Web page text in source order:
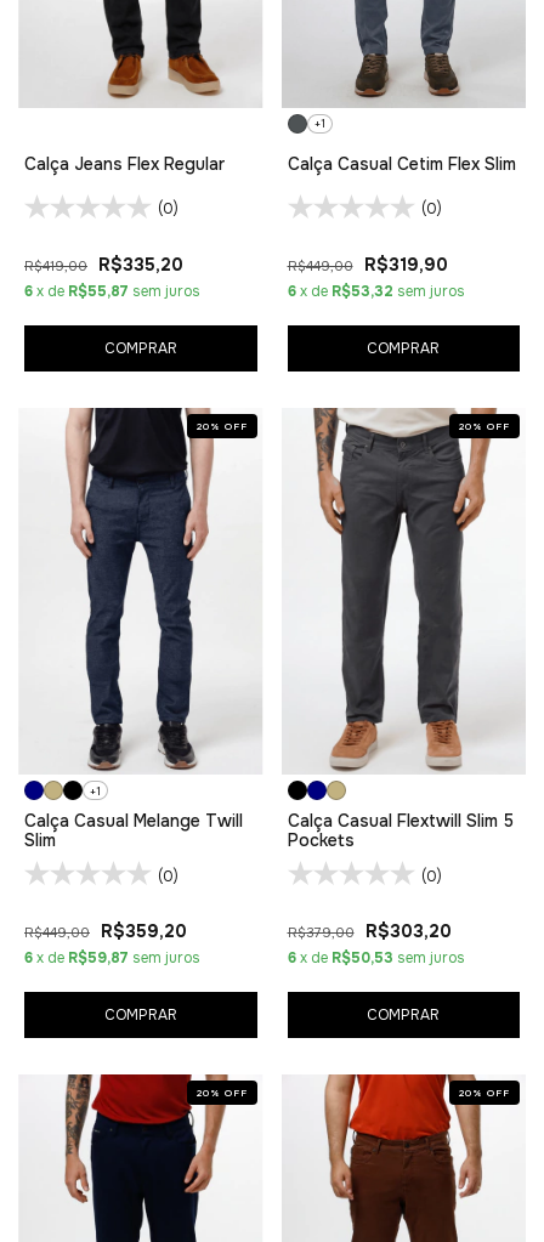
Calça Jeans Flex Regular
(0)
R$419,00 R$335,20
6x de R$55,87 sem juros
COMPRAR
+1
Calça Casual Cetim Flex Slim
(0)
R$449,00 R$319,90
6 x de R$53,32 sem juros
COMPRAR
20 % OFF
+1
Calça Casual Melange Twill
Slim
(0)
R$449,00 R$359,20
6x de R$59,87 sem juros
COMPRAR
20 % OFF
Calça Casual Flextwill Slim 5
Pockets
(0)
R$379,00 R$303,20
6 x de R$50,53 sem juros
COMPRAR
20 % OFF 20 % OFF